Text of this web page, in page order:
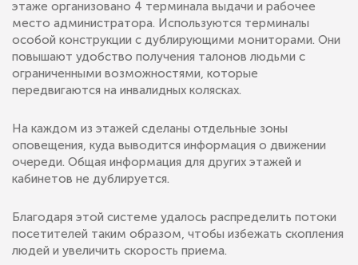
этаже организовано 4 терминала выдачи и рабочее
место администратора. Используются терминалы
особой конструкции с дублирующими мониторами. Они
повышают удобство получения талонов людьми с
ограниченными возможностями, которые
передвигаются на инвалидных колясках.
На каждом из этажей сделаны отдельные зоны
оповещения, куда выводится информация о движении
очереди. Общая информация для других этажей и
кабинетов не дублируется.
Благодаря этой системе удалось распределить потоки
посетителей таким образом, чтобы избежать скопления
людей и увеличить скорость приема.